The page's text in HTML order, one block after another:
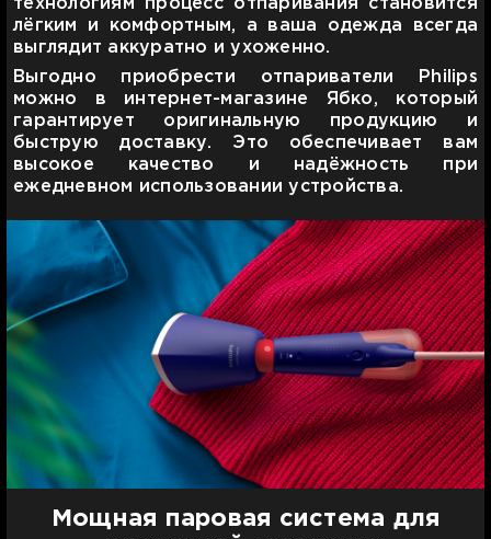
технологиям процесс отпаривания становится
лёгким и комфортным, а ваша одежда всегда
выглядит аккуратно и ухоженно.
Выгодно приобрести отпариватели Philips
можно в интернет-магазине Ябко, который
гарантирует оригинальную продукцию и
быструю доставку. Это обеспечивает вам
высокое качество и надёжность при
ежедневном использовании устройства.
Мощная паровая система для